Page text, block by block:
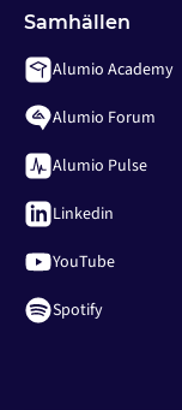
Samhällen
Alumio Academy
Alumio Forum
Alumio Pulse
Linkedin
YouTube
Spotify